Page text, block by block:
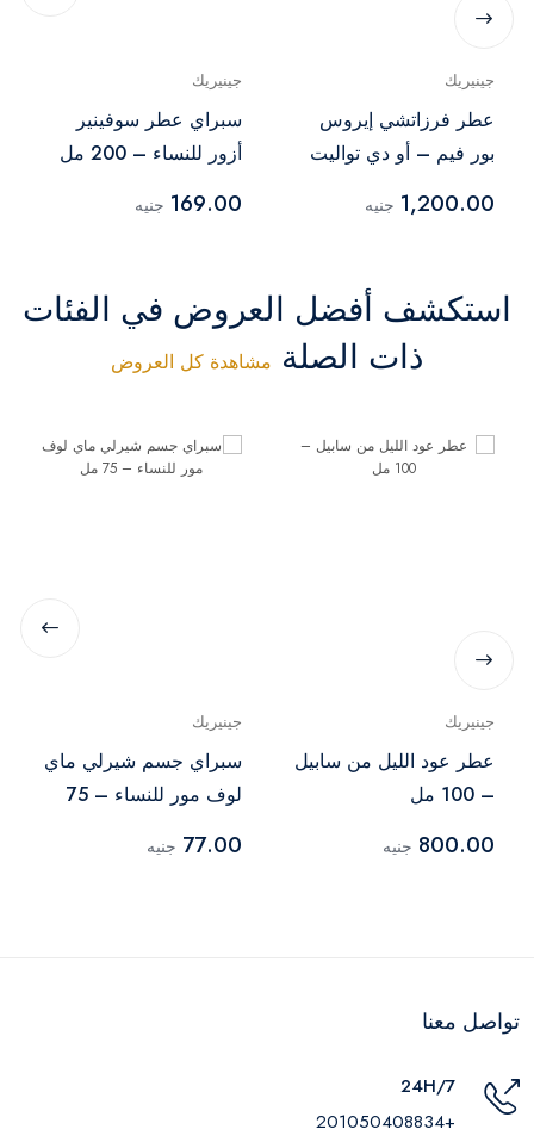
جينيريك
عطر فرزاتشي إيروس
بور فيم – أو دي تواليت
1,200.00 جنيه
جينيريك
سبراي عطر سوفينير
أزور للنساء – 200 مل
169.00 جنيه
استكشف أفضل العروض في الفئات
ذات الصلة مشاهدة كل العروض
جينيريك
عطر عود الليل من سابيل
– 100 مل
800.00 جنيه
جينيريك
سبراي جسم شيرلي ماي
لوف مور للنساء – 75
77.00 جنيه
تواصل معنا
24H/7
+201050408834